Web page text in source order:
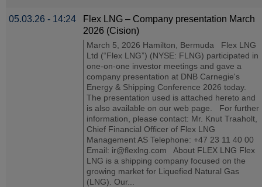
05.03.26 - 14:24
Flex LNG – Company presentation March
2026 (Cision)
March 5, 2026 Hamilton, Bermuda Flex LNG
Ltd (“Flex LNG”) (NYSE: FLNG) participated in
one-on-one investor meetings and gave a
company presentation at DNB Carnegie's
Energy & Shipping Conference 2026 today.
The presentation used is attached hereto and
is also available on our web page. For further
information, please contact: Mr. Knut Traaholt,
Chief Financial Officer of Flex LNG
Management AS Telephone: +47 23 11 40 00
Email: ir@flexlng.com About FLEX LNG Flex
LNG is a shipping company focused on the
growing market for Liquefied Natural Gas
(LNG). Our...